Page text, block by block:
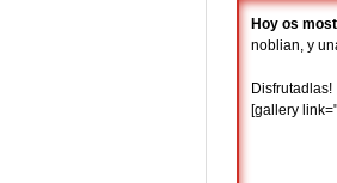
Hoy os
noblian, y
Disfrutadlas!
[gallery